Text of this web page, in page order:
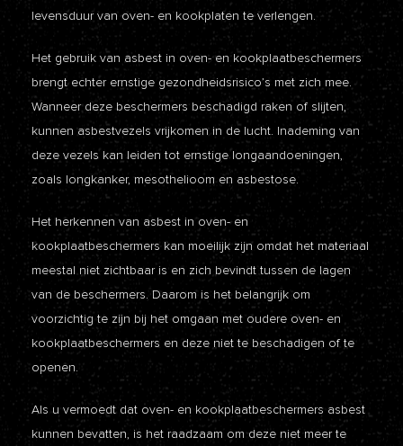
levensduur van oven- en kookplaten te verlengen.
Het gebruik van asbest in oven- en kookplaatbeschermers
brengt echter ernstige gezondheidsrisico’s met zich mee.
Wanneer deze beschermers beschadigd raken of slijten,
kunnen asbestvezels vrijkomen in de lucht. Inademing van
deze vezels kan leiden tot ernstige longaandoeningen,
zoals longkanker, mesothelioom en asbestose.
Het herkennen van asbest in oven- en
kookplaatbeschermers kan moeilijk zijn omdat het materiaal
meestal niet zichtbaar is en zich bevindt tussen de lagen
van de beschermers. Daarom is het belangrijk om
voorzichtig te zijn bij het omgaan met oudere oven- en
kookplaatbeschermers en deze niet te beschadigen of te
openen.
Als u vermoedt dat oven- en kookplaatbeschermers asbest
kunnen bevatten, is het raadzaam om deze niet meer te